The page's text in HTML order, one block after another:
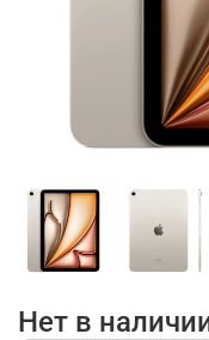
Нет в